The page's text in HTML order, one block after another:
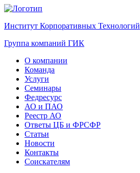
Институт Корпоративных Технологий
Группа компаний ГИК
О компании
Команда
Услуги
Семинары
Федресурс
АО и ПАО
Реестр АО
Ответы ЦБ и ФРСФР
Статьи
Новости
Контакты
Соискателям